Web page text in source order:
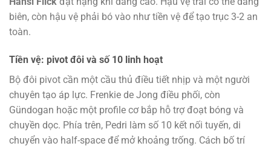
biên, còn hậu vệ phải bó vào như tiền vệ để tạo trục 3-2 an
toàn.
Tiền vệ: pivot đôi và số 10 linh hoạt
Bộ đôi pivot cần một cầu thủ điều tiết nhịp và một người
chuyên tạo áp lực. Frenkie de Jong điều phối, còn
Gündogan hoặc một profile cơ bắp hỗ trợ đoạt bóng và
chuyền dọc. Phía trên, Pedri làm số 10 kết nối tuyến, di
chuyển vào half-space để mở khoảng trống. Cách bố trí